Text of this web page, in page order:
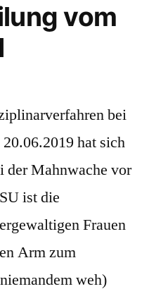
vom
bei
hat sich
der Mahnwache vor
ist die
Frauen
Arm zum
weh)